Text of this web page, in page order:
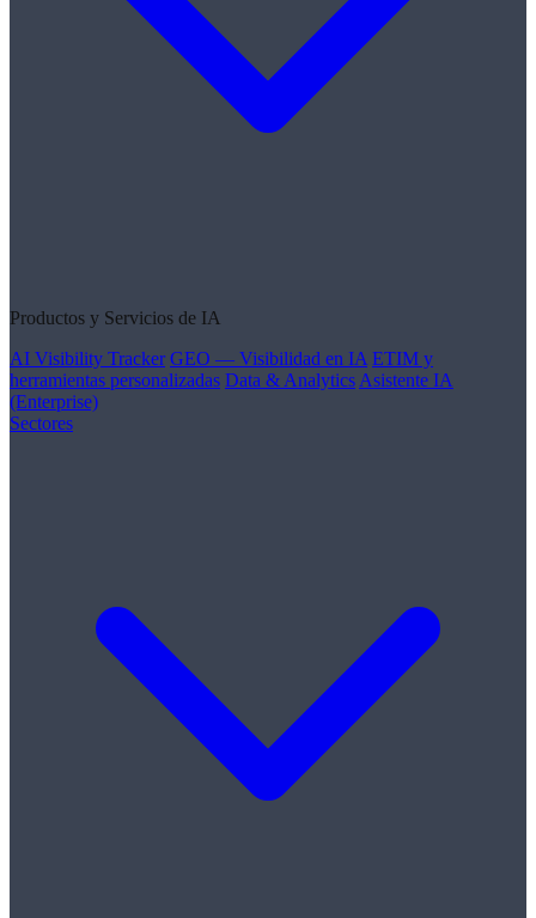
Productos y Servicios de IA
AI Visibility Tracker GEO — Visibilidad en IA ETIM y
herramientas personalizadas Data & Analytics Asistente IA
(Enterprise)
Sectores